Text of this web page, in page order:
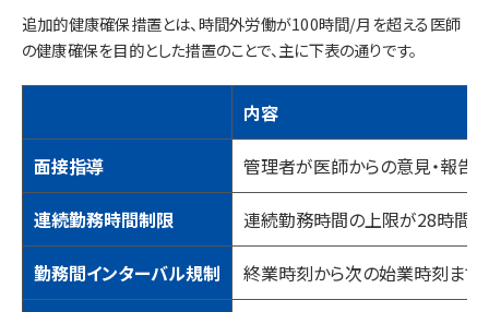
追加的健康確保措置とは、時間外労働が100時間/月を超える医師
の健康確保を目的とした措置のことで、主に下表の通りです。
内容
面接指導 管理者が医師からの意見・報告
連続勤務時間制限 連続勤務時間の上限が28時間（
勤務間インターバル規制 終業時刻から次の始業時刻ま